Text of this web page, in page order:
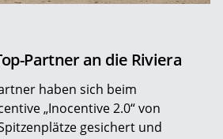
Partner an die Riviera
haben sich beim
„Inocentive 2.0“ von
gesichert und